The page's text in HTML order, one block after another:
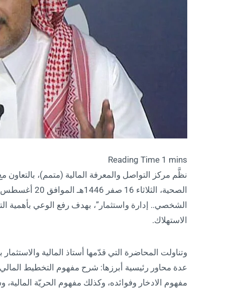
نظَّم مركز التواصل والمعرفة المالية (متمم)، بالتعاون
الشخصي.. إدارة واستثمار”، بهدف رفع الوعي بأهمية
الاستهلاك.
وتناولت المحاضرة التي قدّمها أستاذ المالية
عدة محاور رئيسية أبرزها: شرح مفهوم التخطيط
مفهوم الادخار وفوائده، وكذلك مفهوم الحريّة